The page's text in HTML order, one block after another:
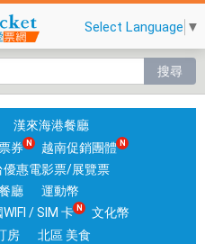
蔬
果
|
國
旅
卡
門
市
可
Select Language ▼
搜尋
漢來海港餐廳
券
越南促銷團體
優惠電影票/展覽票
廳
運動幣
/ SIM 卡
文化幣
房
北區 美食